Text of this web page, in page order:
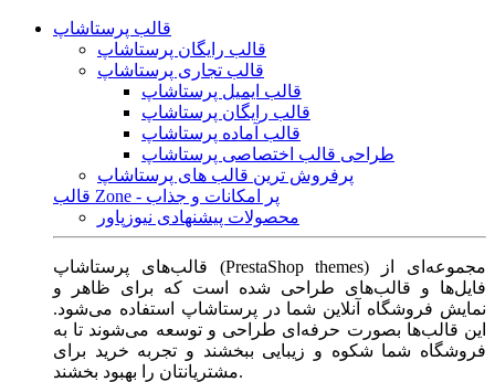
قالب پرستاشاپ
قالب رایگان پرستاشاپ
قالب تجاری پرستاشاپ
قالب ایمیل پرستاشاپ
قالب رایگان پرستاشاپ
قالب آماده پرستاشاپ
طراحی قالب اختصاصی پرستاشاپ
پرفروش ترین قالب های پرستاشاپ
قالب Zone - پر امکانات و جذاب
محصولات پیشنهادی نیوزپاور
قالب‌های پرستاشاپ (PrestaShop themes) مجموعه‌ای از
فایل‌ها و قالب‌های طراحی شده است که برای ظاهر و
نمایش فروشگاه آنلاین شما در پرستاشاپ استفاده می‌شود.
این قالب‌ها بصورت حرفه‌ای طراحی و توسعه می‌شوند تا به
فروشگاه شما شکوه و زیبایی ببخشند و تجربه خرید برای
مشتریانتان را بهبود بخشند.